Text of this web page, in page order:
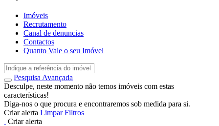
Imóveis
Recrutamento
Canal de denuncias
Contactos
Quanto Vale o seu Imóvel
Pesquisa Avançada
Desculpe, neste momento não temos imóveis com estas
características!
Diga-nos o que procura e encontraremos sob medida para si.
Criar alerta Limpar Filtros
Criar alerta